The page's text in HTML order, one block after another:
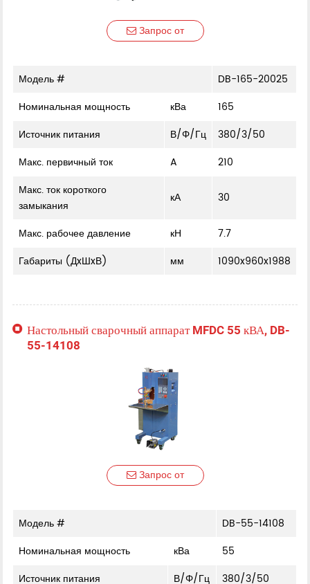
Запрос от
Модель #
DB-165-20025
Номинальная мощность
кВа
165
Источник питания
В/Φ/Гц
380/3/50
Макс. первичный ток
A
210
Макс. ток короткого
замыкания
кА 30
Макс. рабочее давление кН
7.7
Габариты (ДxШxВ)
мм 1090x960x1988
Настольный сварочный аппарат MFDC 55 кВА, DB-
55-14108
Запрос от
Модель #
DB-55-14108
Номинальная мощность
кВа
55
Источник питания
В/Φ/Гц
380/3/50